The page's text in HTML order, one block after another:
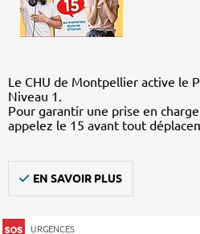
Le CHU de Montpellier active le
Niveau 1.
Pour garantir une prise en
appelez le 15 avant tout
EN SAVOIR PLUS
URGENCES